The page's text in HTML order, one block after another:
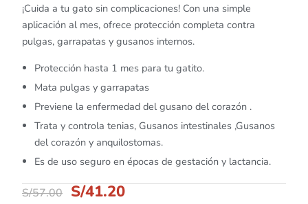
¡Cuida a tu gato sin complicaciones! Con una simple
aplicación al mes, ofrece protección completa contra
pulgas, garrapatas y gusanos internos.
Protección hasta 1 mes para tu gatito.
Mata pulgas y garrapatas
Previene la enfermedad del gusano del corazón .
Trata y controla tenias, Gusanos intestinales ,Gusanos
del corazón y anquilostomas.
Es de uso seguro en épocas de gestación y lactancia.
S/57.00 S/41.20